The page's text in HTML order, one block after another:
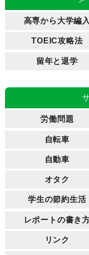
高専から大学編入
TOEIC攻略法
留年と退学
労働問題
自転車
自動車
オタク
学生の節約生活
レポートの書き
リンク